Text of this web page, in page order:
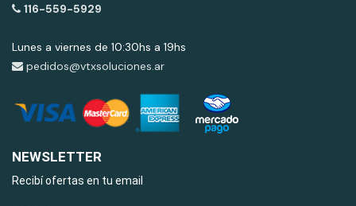
116-559-5929
Lunes a viernes de 10:30hs a 19hs
pedidos@vtxsoluciones.ar
NEWSLETTER
Recibí ofertas en tu email